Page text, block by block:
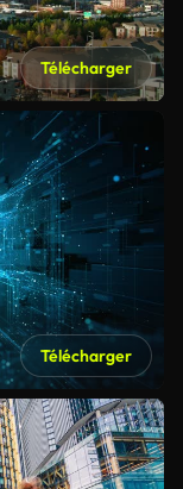
Télécharger
Télécharger